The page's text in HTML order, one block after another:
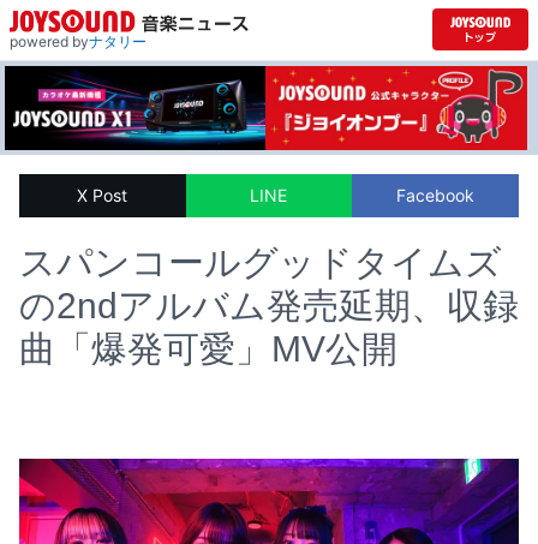
powered byナタリー
X Post LINE Facebook
スパンコールグッドタイムズ
の2ndアルバム発売延期、収録
曲「爆発可愛」MV公開